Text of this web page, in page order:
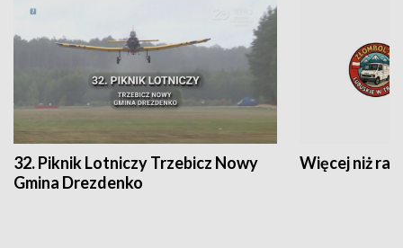
32. Piknik Lotniczy Trzebicz Nowy
Gmina Drezdenko
Więcej niż rajd